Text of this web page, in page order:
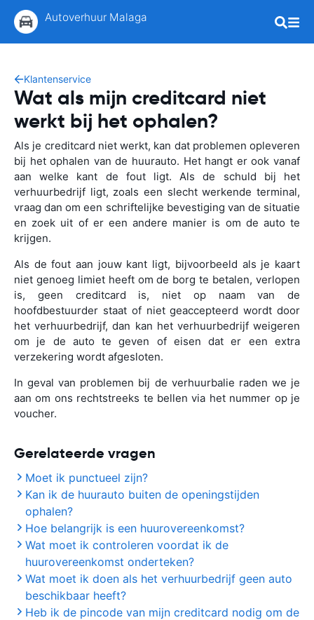
Autoverhuur Malaga
Klantenservice
Wat als mijn creditcard niet
werkt bij het ophalen?
Als je creditcard niet werkt, kan dat problemen opleveren
bij het ophalen van de huurauto. Het hangt er ook vanaf
aan welke kant de fout ligt. Als de schuld bij het
verhuurbedrijf ligt, zoals een slecht werkende terminal,
vraag dan om een schriftelijke bevestiging van de situatie
en zoek uit of er een andere manier is om de auto te
krijgen.
Als de fout aan jouw kant ligt, bijvoorbeeld als je kaart
niet genoeg limiet heeft om de borg te betalen, verlopen
is, geen creditcard is, niet op naam van de
hoofdbestuurder staat of niet geaccepteerd wordt door
het verhuurbedrijf, dan kan het verhuurbedrijf weigeren
om je de auto te geven of eisen dat er een extra
verzekering wordt afgesloten.
In geval van problemen bij de verhuurbalie raden we je
aan om ons rechtstreeks te bellen via het nummer op je
voucher.
Gerelateerde vragen
Moet ik punctueel zijn?
Kan ik de huurauto buiten de openingstijden
ophalen?
Hoe belangrijk is een huurovereenkomst?
Wat moet ik controleren voordat ik de
huurovereenkomst onderteken?
Wat moet ik doen als het verhuurbedrijf geen auto
beschikbaar heeft?
Heb ik de pincode van mijn creditcard nodig om de